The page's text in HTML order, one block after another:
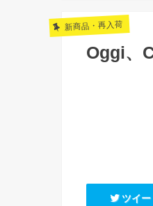
新商品・再入荷
Oggi、
ツイー